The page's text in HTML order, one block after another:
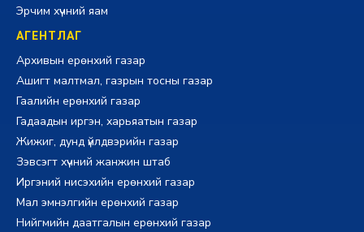
Эрчим хүчний яам
АГЕНТЛАГ
Архивын ерөнхий газар
Ашигт малтмал, газрын тосны газар
Гаалийн ерөнхий газар
Гадаадын иргэн, харьяатын газар
Жижиг, дунд үйлдвэрийн газар
Зэвсэгт хүчний жанжин штаб
Иргэний нисэхийн ерөнхий газар
Мал эмнэлгийн ерөнхий газар
Нийгмийн даатгалын ерөнхий газар